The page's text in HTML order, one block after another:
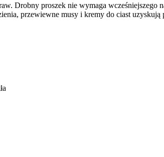
Drobny proszek nie wymaga wcześniejszego
przewiewne musy i kremy do ciast